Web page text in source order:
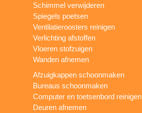
Schimmel verwijderen
Spiegels poetsen
Ventilatieroosters reinigen
Verlichting afstoffen
Vloeren stofzuigen
Wanden afnemen
Afzuigkappen schoonmaken
Bureaus schoonmaken
Computer en toetsenbord reinigen
Deuren afnemen